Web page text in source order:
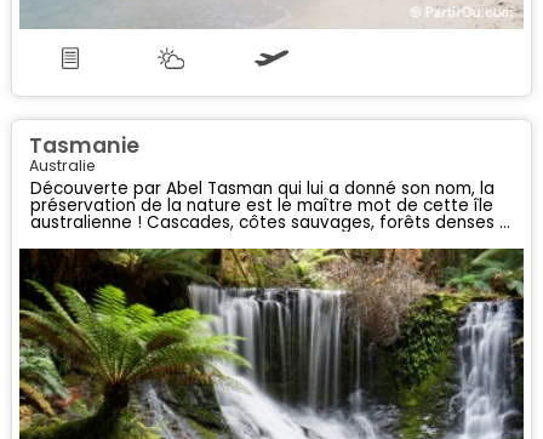
Tasmanie
Australie
Découverte par Abel Tasman qui lui a donné son nom, la
préservation de la nature est le maître mot de cette île
australienne ! Cascades, côtes sauvages, forêts denses et
plages de rêve... peut-être pourrez-vous même
apercevoir l'emblématique "Diable de Tasmanie"...